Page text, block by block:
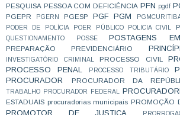
PESQUISA PESSOA COM DEFICIÊNCIA PFN pgdf
PGEPR PGERN PGESP PGF PGM
PODER DE POLÍCIA POER PÚBLICO POLICIA CIVIL
QUESTIONAMENTO
POSSE POSTAGENS
PREPARAÇÃO PREVIDENCIÁRIO
INVESTIGATÓRIO CRIMINAL
PROCESSO CIVIL
PROCESSO PENAL
PROCESSO TRIBUTÁRIO
PROCURADOR
PROCURADOR DA
TRABALHO
PROCURADOR FEDERAL
ESTADUAIS procuradorias municipais PROMOÇÃO
PROMOTOR DE JUSTIÇA